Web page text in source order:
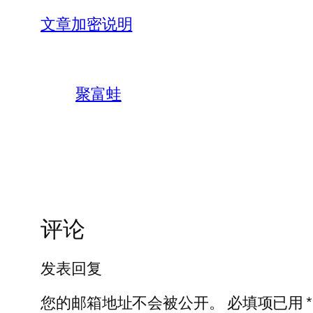
文章加密说明
聚富蛙
评论
发表回复
您的邮箱地址不会被公开。
必填项已用*